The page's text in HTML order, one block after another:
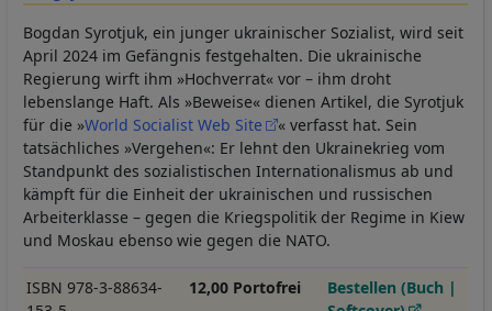
Bogdan Syrotjuk, ein junger ukrainischer Sozialist, wird seit
April 2024 im Gefängnis festgehalten. Die ukrainische
Regierung wirft ihm »Hochverrat« vor – ihm droht
lebenslange Haft. Als »Beweise« dienen Artikel, die Syrotjuk
für die »World Socialist Web Site
« verfasst hat. Sein
tatsächliches »Vergehen«: Er lehnt den Ukrainekrieg vom
Standpunkt des sozialistischen Internationalismus ab und
kämpft für die Einheit der ukrainischen und russischen
Arbeiterklasse – gegen die Kriegspolitik der Regime in Kiew
und Moskau ebenso wie gegen die NATO.
ISBN 978-3-88634-
12,00 Portofrei
Bestellen (Buch |